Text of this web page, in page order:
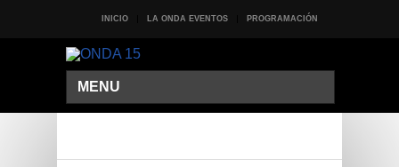
INICIO LA ONDA EVENTOS PROGRAMACIÓN
MENU